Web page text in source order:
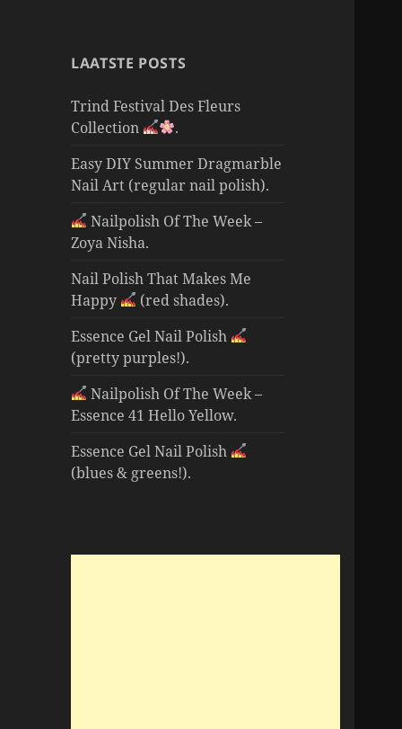
LAATSTE POSTS
Trind Festival Des Fleurs
Collection
.
Easy DIY Summer Dragmarble
Nail Art (regular nail polish).
Nailpolish Of The Week –
Zoya Nisha.
Nail Polish That Makes Me
Happy
(red shades).
Essence Gel Nail Polish
(pretty purples!).
Nailpolish Of The Week –
Essence 41 Hello Yellow.
Essence Gel Nail Polish
(blues & greens!).